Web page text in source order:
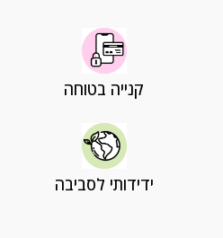
קנייה בטוחה
ידידותי לסביבה